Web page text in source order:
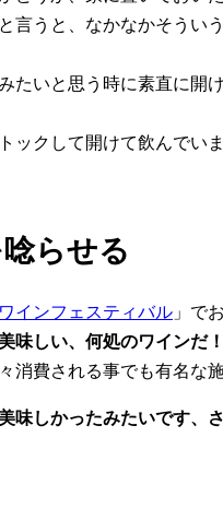
言うと、なかなかそうい
たいと思う時に素直に開
ックして開けて飲んで
らせる
インフェスティバル 」で
味しい、何処のワインだ
消費される事でも有名
味しかったみたいです、